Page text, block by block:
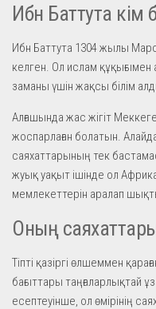
Ибн Баттута кім
Ибн Баттута 1304 жылы
келген. Ол ислам құқығымен
заманы үшін жақсы білім
Алғашында жас жігіт
жоспарлаған болатын.
саяхаттарының тек
жуық уақыт ішінде ол
мемлекеттерін аралап
Оның
Тіпті қазіргі өлшеммен
бағыттары таңғаларлықтай
есептеуінше, ол өмірінің